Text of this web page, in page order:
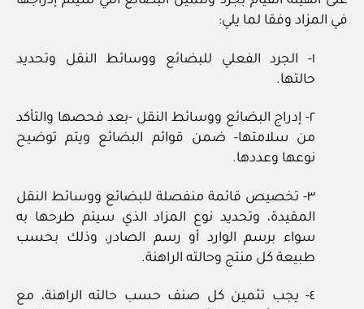
في المزاد وفقا لما يلي:
١- الجرد الفعلي للبضائع ووسائط النقل وتحديد
حالتها.
٢- إدراج البضائع ووسائط النقل -بعد فحصها والتأكد
من سلامتها- ضمن قوائم البضائع ويتم توضيح
نوعها وعددها.
٣- تخصيص قائمة منفصلة للبضائع ووسائط النقل
المقيدة، وتحديد نوع المزاد الذي سيتم طرحها به
سواء برسم الوارد أو رسم الصادر، وذلك بحسب
طبيعة كل منتج وحالته الراهنة.
٤- يجب تثمين كل صنف حسب حالته الراهنة، مع